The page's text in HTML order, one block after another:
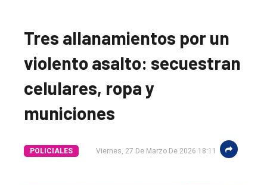
Tres allanamientos por un
violento asalto: secuestran
celulares, ropa y
municiones
POLICIALES Viernes, 27 De Marzo De 2026 18:11